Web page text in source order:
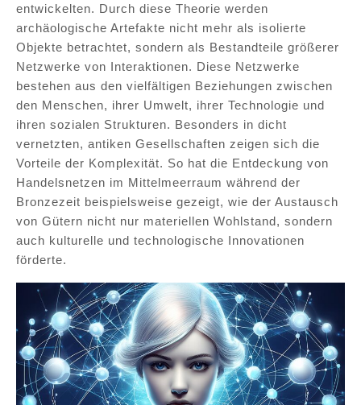
entwickelten. Durch diese Theorie werden
archäologische Artefakte nicht mehr als isolierte
Objekte betrachtet, sondern als Bestandteile größerer
Netzwerke von Interaktionen. Diese Netzwerke
bestehen aus den vielfältigen Beziehungen zwischen
den Menschen, ihrer Umwelt, ihrer Technologie und
ihren sozialen Strukturen. Besonders in dicht
vernetzten, antiken Gesellschaften zeigen sich die
Vorteile der Komplexität. So hat die Entdeckung von
Handelsnetzen im Mittelmeerraum während der
Bronzezeit beispielsweise gezeigt, wie der Austausch
von Gütern nicht nur materiellen Wohlstand, sondern
auch kulturelle und technologische Innovationen
förderte.